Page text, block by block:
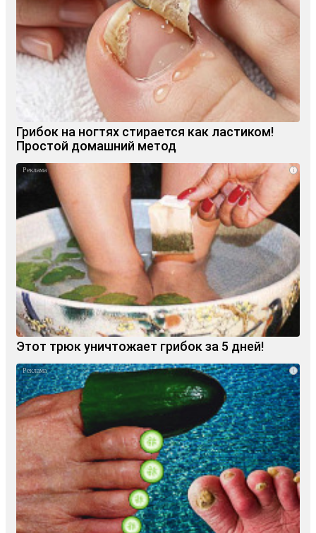
Грибок на ногтях стирается как ластиком!
Простой домашний метод
i
Этот трюк уничтожает грибок за 5 дней!
i